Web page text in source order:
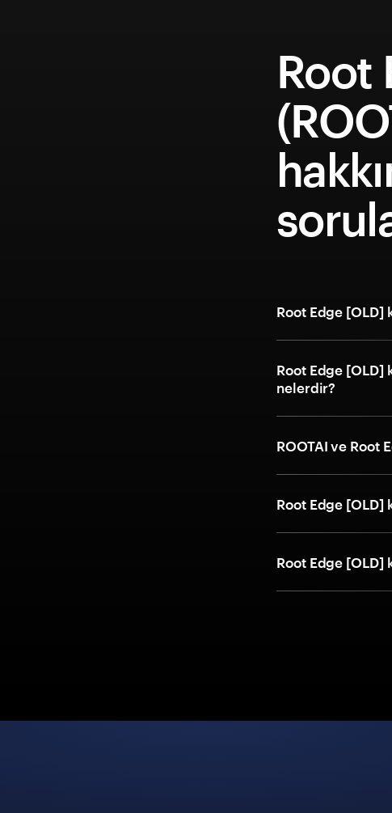
Root
Root Edge
Root Edge
nelerdir?
ROOTAI ve Root
Root Edge [OLD]
Root Edge [OLD]